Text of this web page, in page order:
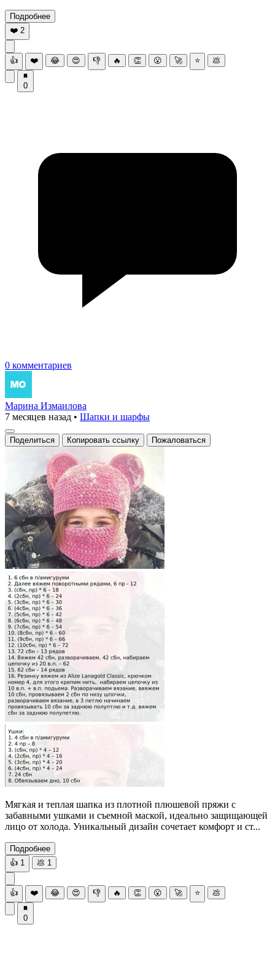
Подробнее
❤️ 2
👍 ❤️ 😂 😍 👎 🔥 👏 😮 🚀 ⭐ 💩
0
0 комментариев
Марина Измаилова
7 месяцев назад • Шапки и шарфы
Поделиться Копировать ссылку Пожаловаться
Мягкая и теплая шапка из плотной плюшевой пряжи с
забавными ушками и съемной маской, идеально защищающей
лицо от холода. Уникальный дизайн сочетает комфорт и ст...
Подробнее
👍 1 💩 1
👍 ❤️ 😂 😍 👎 🔥 👏 😮 🚀 ⭐ 💩
0